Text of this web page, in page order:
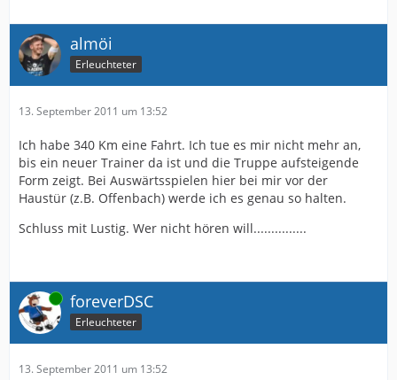
almöi
Erleuchteter
13. September 2011 um 13:52
Ich habe 340 Km eine Fahrt. Ich tue es mir nicht mehr an,
bis ein neuer Trainer da ist und die Truppe aufsteigende
Form zeigt. Bei Auswärtsspielen hier bei mir vor der
Haustür (z.B. Offenbach) werde ich es genau so halten.
Schluss mit Lustig. Wer nicht hören will...............
Online foreverDSC
Erleuchteter
13. September 2011 um 13:52